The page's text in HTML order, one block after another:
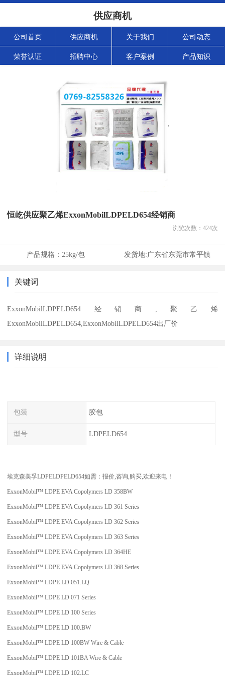
供应商机
公司首页 供应商机 关于我们 公司动态
荣誉认证 招聘中心 客户案例 产品知识
恒屹供应聚乙烯ExxonMobilLDPELD654经销商
浏览次数： 424次
产品规格： 25kg/包 发货地:广东省东莞市常平镇
关键词
ExxonMobilLDPELD654经销商,聚乙烯
ExxonMobilLDPELD654,ExxonMobilLDPELD654出厂价
详细说明
包装 胶包
型号 LDPELD654
埃克森美孚LDPELDPELD654如需：报价,咨询,购买,欢迎来电！
ExxonMobil™ LDPE EVA Copolymers LD 358BW
ExxonMobil™ LDPE EVA Copolymers LD 361 Series
ExxonMobil™ LDPE EVA Copolymers LD 362 Series
ExxonMobil™ LDPE EVA Copolymers LD 363 Series
ExxonMobil™ LDPE EVA Copolymers LD 364HE
ExxonMobil™ LDPE EVA Copolymers LD 368 Series
ExxonMobil™ LDPE LD 051.LQ
ExxonMobil™ LDPE LD 071 Series
ExxonMobil™ LDPE LD 100 Series
ExxonMobil™ LDPE LD 100.BW
ExxonMobil™ LDPE LD 100BW Wire & Cable
ExxonMobil™ LDPE LD 101BA Wire & Cable
ExxonMobil™ LDPE LD 102.LC